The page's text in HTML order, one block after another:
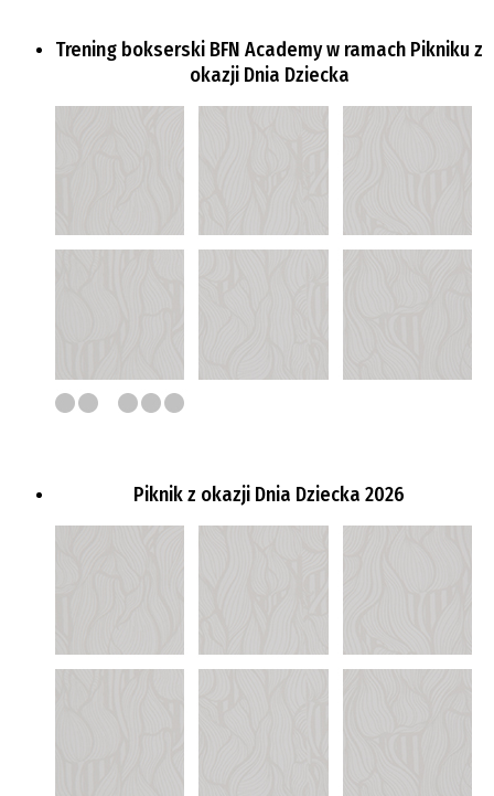
Trening bokserski BFN Academy w ramach Pikniku z
okazji Dnia Dziecka
Piknik z okazji Dnia Dziecka 2026